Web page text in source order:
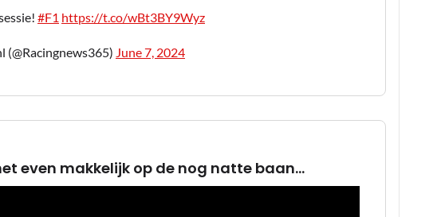
#F1 https://t.co/wBt3BY9Wyz
(@Racingnews365) June 7, 2024
even makkelijk op de nog natte baan...